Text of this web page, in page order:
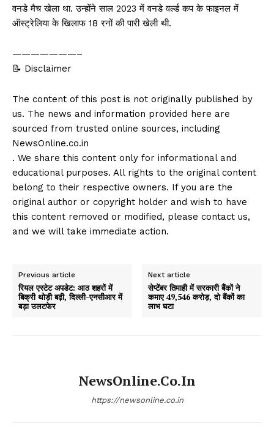
वनडे मैच खेला था. उन्होंने साल 2023 में वनडे वर्ल्ड कप के फाइनल में
ऑस्ट्रेलिया के खिलाफ 18 रनों की पारी खेली थी.
———————–
📝 Disclaimer
The content of this post is not originally published by
us. The news and information provided here are
sourced from trusted online sources, including
NewsOnline.co.in
. We share this content only for informational and
educational purposes. All rights to the original content
belong to their respective owners. If you are the
original author or copyright holder and wish to have
this content removed or modified, please contact us,
and we will take immediate action.
Previous article
रियल एस्टेट अपडेट: आठ शहरों में
बिक्री थोड़ी बढ़ी, दिल्ली-एनसीआर में
बड़ा उलटफेर
Next article
सेप्टेंबर तिमाही में सरकारी बैंकों ने
कमाए 49,546 करोड़, दो बैंकों का
लाभ घटा
NewsOnline.co.in
https://newsonline.co.in